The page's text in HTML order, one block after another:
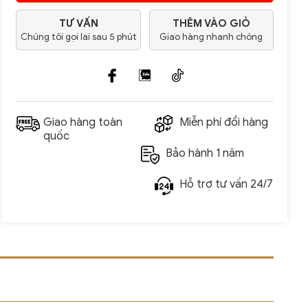
TƯ VẤN
Chúng tôi gọi lai sau 5 phút
THÊM VÀO GIỎ
Giao hàng nhanh chóng
Giao hàng toàn
quốc
Miễn phí đổi hàng
Bảo hành 1 năm
Hỗ trợ tư vấn 24/7